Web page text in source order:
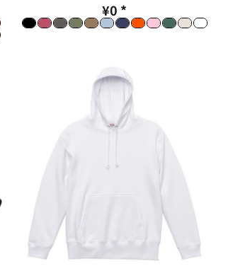
¥0 *